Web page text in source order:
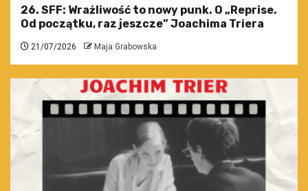
26. SFF: Wrażliwość to nowy punk. O „Reprise.
Od początku, raz jeszcze” Joachima Triera
21/07/2026 Maja Grabowska